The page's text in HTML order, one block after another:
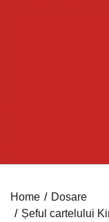
Home
Dosare
Șeful cartelului